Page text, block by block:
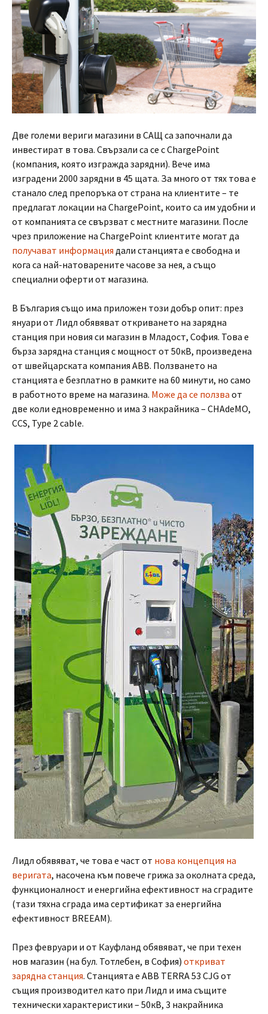
Две големи вериги магазини в САЩ са започнали да
инвестират в това. Свързали са се с ChargePoint
(компания, която изгражда зарядни). Вече има
изградени 2000 зарядни в 45 щата. За много от тях това е
станало след препоръка от страна на клиентите – те
предлагат локации на ChargePoint, които са им удобни и
от компанията се свързват с местните магазини. После
чрез приложение на ChargePoint клиентите могат да
получават информация дали станцията е свободна и
кога са най-натоварените часове за нея, а също
специални оферти от магазина.
В България също има приложен този добър опит: през
януари от Лидл обявяват откриването на зарядна
станция при новия си магазин в Младост, София. Това е
бърза зарядна станция с мощност от 50кВ, произведена
от швейцарската компания ABB. Ползването на
станцията е безплатно в рамките на 60 минути, но само
в работното време на магазина. Може да се ползва от
две коли едновременно и има 3 накрайника – CHAdeMO,
CCS, Type 2 cable.
Лидл обявяват, че това е част от нова концепция на
веригата, насочена към повече грижа за околната среда,
функционалност и енергийна ефективност на сградите
(тази тяхна сграда има сертификат за енергийна
ефективност BREEAM).
През февруари и от Кауфланд обявяват, че при техен
нов магазин (на бул. Тотлебен, в София) откриват
зарядна станция. Станцията e ABB TERRA 53 CJG от
същия производител като при Лидл и има същите
технически характеристики – 50кВ, 3 накрайника